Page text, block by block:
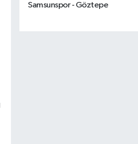
Samsunspor - Göztepe